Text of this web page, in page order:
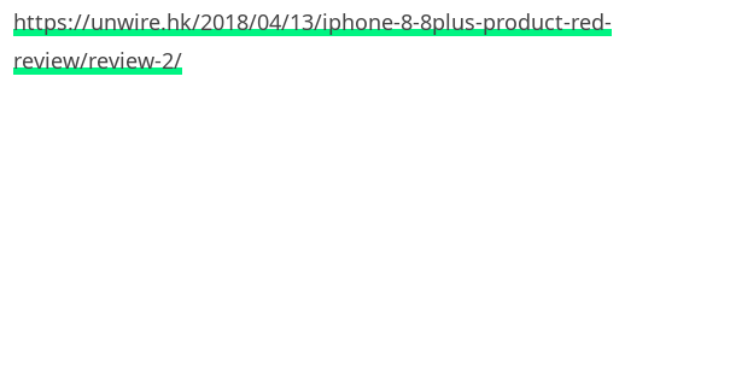
https://unwire.hk/2018/04/13/iphone-8-8plus-product-red-
review/review-2/